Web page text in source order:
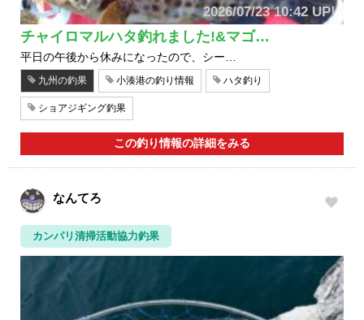
2026/07/23 10:42 UP!
チャイロマルハタ釣れました!&マゴ…
平日の午後から休みになったので、シー…
九州の釣果 小湊港の釣り情報 ハタ釣り
ショアジギング釣果
この釣り情報の詳細をみる
なんてろ
カンパリ清掃活動協力釣果